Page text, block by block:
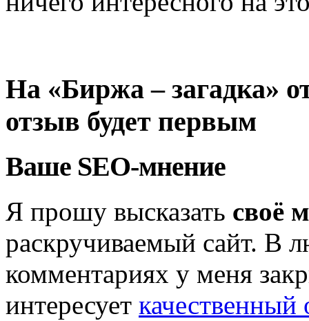
На «Биржа – загадка»
отзыв будет первым
Ваше SEO-мнение
Я прошу высказать своё
раскручиваемый сайт. В
комментариях у меня
интересует